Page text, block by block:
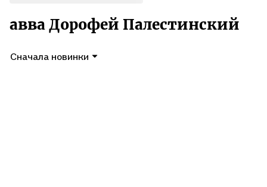
авва Дорофей Палестинский
Сначала новинки